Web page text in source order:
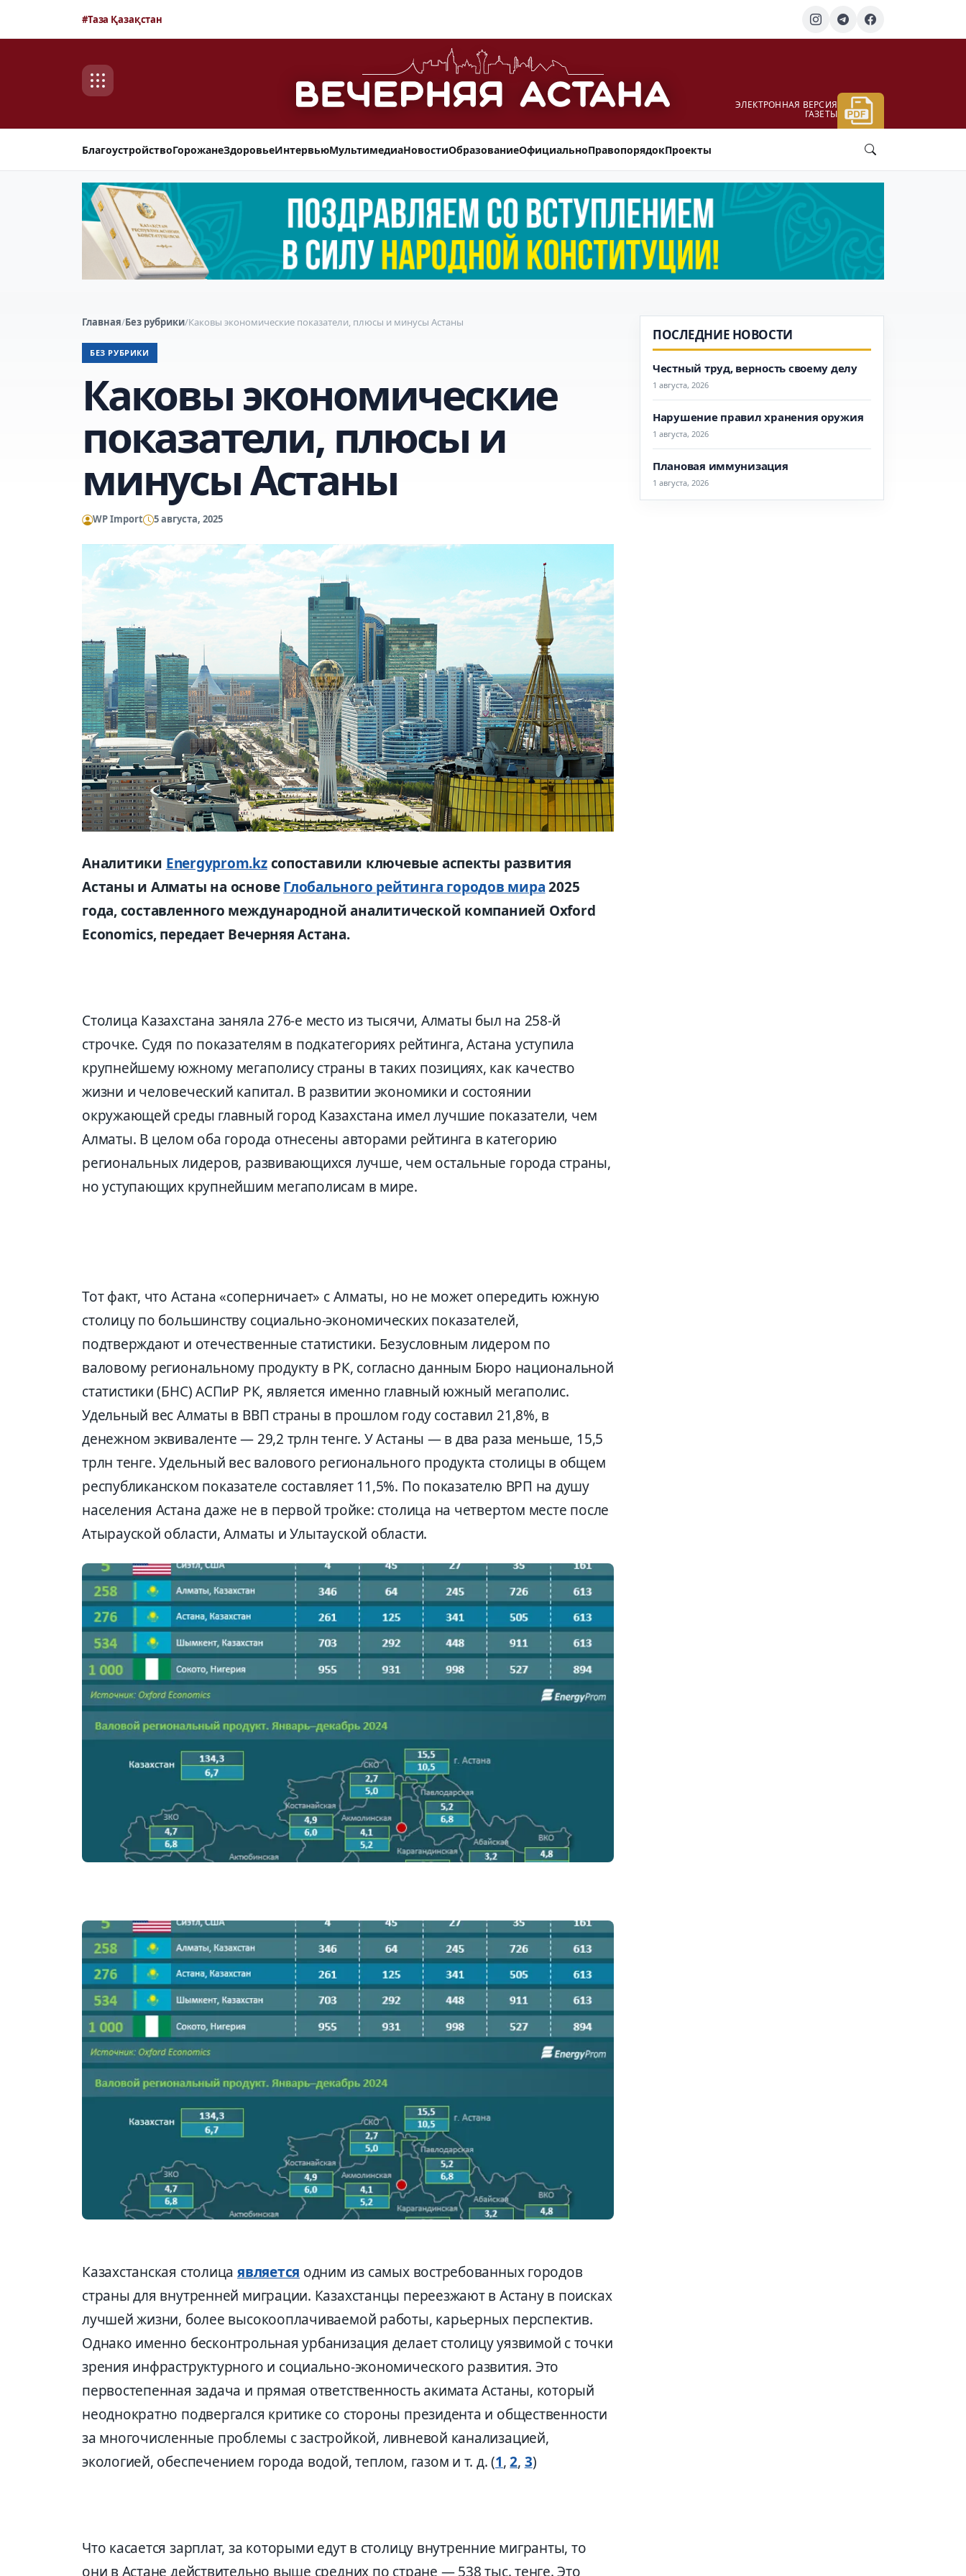
#Таза Қазақстан
ЭЛЕКТРОННАЯ ВЕРСИЯ
ГАЗЕТЫ
БлагоустройствоГорожанеЗдоровьеИнтервьюМультимедиаНовостиОбразованиеОфициальноПравопорядокПроекты
Главная/Без рубрики/Каковы экономические показатели, плюсы и минусы Астаны
БЕЗ РУБРИКИ
Каковы экономические
показатели, плюсы и
минусы Астаны
WP Import 5 августа, 2025
Аналитики Energyprom.kzсопоставили ключевые аспекты развития
Астаны и Алматы на основеГлобального рейтинга городов мира2025
года, составленного международной аналитической компанией Oxford
Economics, передает Вечерняя Астана.
Столица Казахстана заняла 276-е место из тысячи, Алматы был на 258-й
строчке. Судя по показателям в подкатегориях рейтинга, Астана уступила
крупнейшему южному мегаполису страны в таких позициях, как качество
жизни и человеческий капитал. В развитии экономики и состоянии
окружающей среды главный город Казахстана имел лучшие показатели, чем
Алматы. В целом оба города отнесены авторами рейтинга в категорию
региональных лидеров, развивающихся лучше, чем остальные города страны,
но уступающих крупнейшим мегаполисам в мире.
Тот факт, что Астана «соперничает» с Алматы, но не может опередить южную
столицу по большинству социально-экономических показателей,
подтверждают и отечественные статистики. Безусловным лидером по
валовому региональному продукту в РК, согласно данным Бюро национальной
статистики (БНС) АСПиР РК, является именно главный южный мегаполис.
Удельный вес Алматы в ВВП страны в прошлом году составил 21,8%, в
денежном эквиваленте — 29,2 трлн тенге. У Астаны — в два раза меньше, 15,5
трлн тенге. Удельный вес валового регионального продукта столицы в общем
республиканском показателе составляет 11,5%. По показателю ВРП на душу
населения Астана даже не в первой тройке: столица на четвертом месте после
Атырауской области, Алматы и Улытауской области.
Казахстанская столица является одним из самых востребованных городов
страны для внутренней миграции. Казахстанцы переезжают в Астану в поисках
лучшей жизни, более высокооплачиваемой работы, карьерных перспектив.
Однако именно бесконтрольная урбанизация делает столицу уязвимой с точки
зрения инфраструктурного и социально-экономического развития. Это
первостепенная задача и прямая ответственность акимата Астаны, который
неоднократно подвергался критике со стороны президента и общественности
за многочисленные проблемы с застройкой, ливневой канализацией,
экологией, обеспечением города водой, теплом, газом и т. д. (1,2, 3)
Что касается зарплат, за которыми едут в столицу внутренние мигранты, то
они в Астане действительно выше средних по стране — 538 тыс. тенге. Это
ПОСЛЕДНИЕ НОВОСТИ
Честный труд, верность своему делу
1 августа, 2026
Нарушение правил хранения оружия
1 августа, 2026
Плановая иммунизация
1 августа, 2026